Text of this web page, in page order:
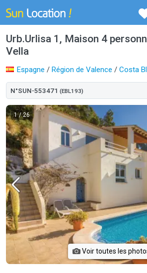
Urb.Urlisa 1, Maison 4
Vella
Espagne / Région de Valence / Costa
N°SUN-553471 (EBL193)
1/ 26
Voir toutes les